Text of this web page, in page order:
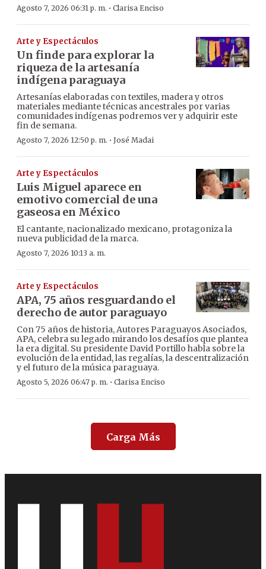
Agosto 7, 2026 06:31 p. m. · Clarisa Enciso
Arte y Espectáculos
Un finde para explorar la
riqueza de la artesanía
indígena paraguaya
Artesanías elaboradas con textiles, madera y otros
materiales mediante técnicas ancestrales por varias
comunidades indígenas podremos ver y adquirir este
fin de semana.
Agosto 7, 2026 12:50 p. m. · José Madai
Arte y Espectáculos
Luis Miguel aparece en
emotivo comercial de una
gaseosa en México
El cantante, nacionalizado mexicano, protagoniza la
nueva publicidad de la marca.
Agosto 7, 2026 10:13 a. m.
Arte y Espectáculos
APA, 75 años resguardando el
derecho de autor paraguayo
Con 75 años de historia, Autores Paraguayos Asociados,
APA, celebra su legado mirando los desafíos que plantea
la era digital. Su presidente David Portillo habla sobre la
evolución de la entidad, las regalías, la descentralización
y el futuro de la música paraguaya.
Agosto 5, 2026 06:47 p. m. · Clarisa Enciso
Carga Más